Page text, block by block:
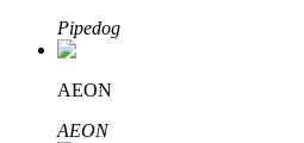
Bitrue Партнеры
Pipedog
AEON
AEON